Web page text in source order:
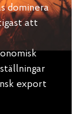
dominera
att
export